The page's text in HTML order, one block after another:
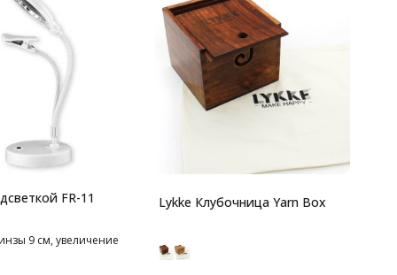
FR-11
9 см, увеличение
Lykke Клубочница Yarn Box